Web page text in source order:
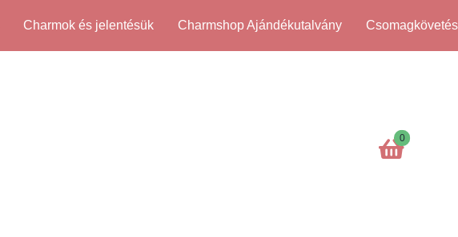
Charmok és jelentésük Charmshop Ajándékutalvány Csomagkövetés
0